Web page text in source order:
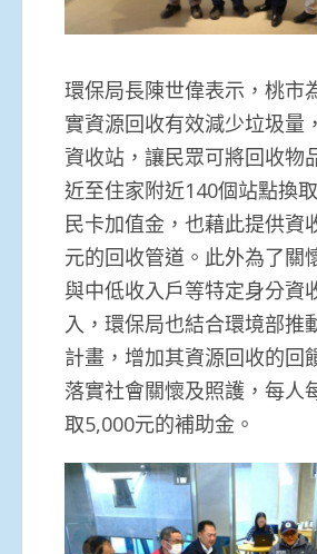
環保局長陳世偉表示，桃市
實資源回收有效減少垃圾量
資收站，讓民眾可將回收物
近至住家附近140個站點換
民卡加值金，也藉此提供資
元的回收管道。此外為了關
與中低收入戶等特定身分資
入，環保局也結合環境部推
計畫，增加其資源回收的回
落實社會關懷及照護，每人
取5,000元的補助金。